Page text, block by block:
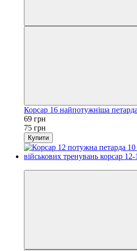
Корсар 16 найпотужніша
69 грн
75 грн
Купити